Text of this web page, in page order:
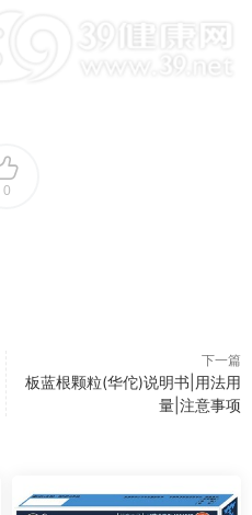
0
下一篇
板蓝根颗粒(华佗)说明书|用法用
量|注意事项